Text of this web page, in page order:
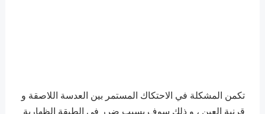
تكمن المشكلة في الاحتكاك المستمر بين العدسة اللاصقة و
قرنية العين ، و ذلك سوف يسبب ضرر في الطبقة الظهارية